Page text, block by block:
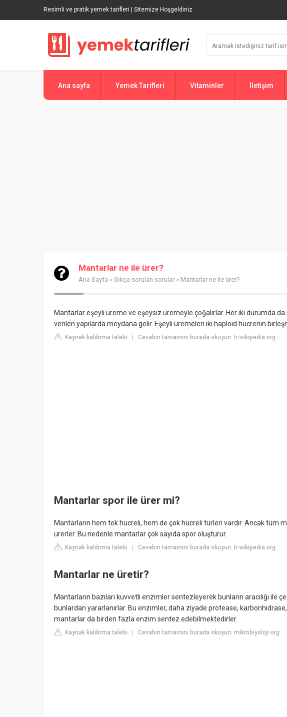
Resimli ve pratik yemek tarifleri | Sitemize Hoşgeldiniz
Ana sayfa Yemek Tarifleri Vitaminler İletişim
Mantarlar ne ile ürer?
Ana Sayfa » Sıkça sorulan sorular » Mantarlar ne ile ürer?
Mantarlar eşeyli üreme ve eşeysiz üremeyle çoğalırlar. Her iki durumda
verilen yapılarda meydana gelir. Eşeyli üremeleri iki haploid hücrenin
Kaynak kaldırma talebi | Cevabın tamamını burada okuyun: tr.wikipedia.org
Mantarlar spor ile ürer mi?
Mantarların hem tek hücreli, hem de çok hücreli türleri vardır. Ancak tüm
ürerler. Bu nedenle mantarlar çok sayıda spor oluşturur.
Kaynak kaldırma talebi Cevabın tamamını burada okuyun: tr.wikipedia.org
Mantarlar ne üretir?
Mantarların bazıları kuvvetli enzimler sentezleyerek bunların aracılığı ile
bunlardan yararlanırlar. Bu enzimler, daha ziyade protease,
mantarlar da birden fazla enzim sentez edebilmektedirler.
Kaynak kaldırma talebi Cevabın tamamını burada okuyun: mikrobiyoloji.org